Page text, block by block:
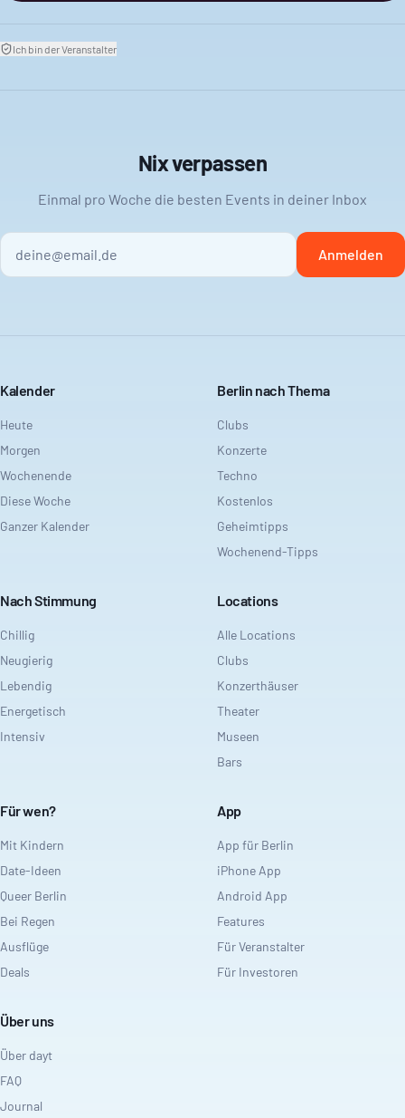
Ich bin der Veranstalter
Nix verpassen
Einmal pro Woche die besten Events in deiner Inbox
Anmelden
Kalender
Heute
Morgen
Wochenende
Diese Woche
Ganzer Kalender
Berlin nach Thema
Clubs
Konzerte
Techno
Kostenlos
Geheimtipps
Wochenend-Tipps
Nach Stimmung
Chillig
Neugierig
Lebendig
Energetisch
Intensiv
Locations
Alle Locations
Clubs
Konzerthäuser
Theater
Museen
Bars
Für wen?
Mit Kindern
Date-Ideen
Queer Berlin
Bei Regen
Ausflüge
Deals
App
App für Berlin
iPhone App
Android App
Features
Für Veranstalter
Für Investoren
Über uns
Über dayt
FAQ
Journal